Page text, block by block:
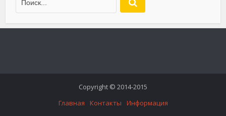
Copyright © 2014-2015
Главная
Контакты Информация